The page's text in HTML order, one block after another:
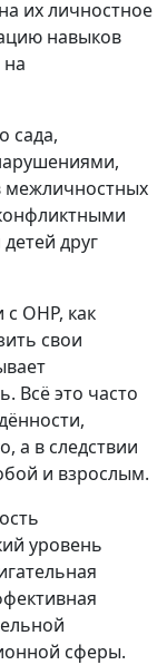
их личностное
навыков
сада,
межличностных
друг
с ОНР, как
свои
Всё это часто
а в следствии
и взрослым.
уровень
сферы.